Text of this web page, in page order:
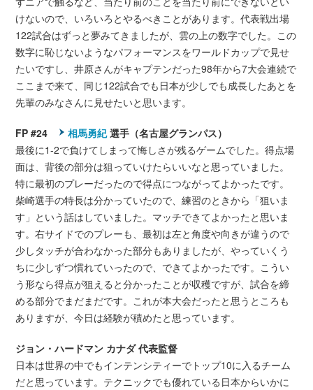
けないので、いろいろとやるべきことがあります。代表戦出場
122試合はずっと夢みてきましたが、雲の上の数字でした。この
数字に恥じないようなパフォーマンスをワールドカップで見せ
たいですし、井原さんがキャプテンだった98年から7大会連続で
ここまで来て、同じ122試合でも日本が少しでも成長したあとを
先輩のみなさんに見せたいと思います。
FP #24 相馬勇紀選手（名古屋グランパス）
最後に1-2で負けてしまって悔しさが残るゲームでした。得点場
面は、背後の部分は狙っていけたらいいなと思っていました。
特に最初のプレーだったので得点につながってよかったです。
柴崎選手の特長は分かっていたので、練習のときから「狙いま
す」という話はしていました。マッチできてよかったと思いま
す。右サイドでのプレーも、最初は左と角度や向きが違うので
少しタッチが合わなかった部分もありましたが、やっていくう
ちに少しずつ慣れていったので、できてよかったです。こうい
う形なら得点が狙えると分かったことが収穫ですが、試合を締
める部分でまだまだです。これが本大会だったと思うところも
ありますが、今日は経験が積めたと思っています。
ジョン・ハードマン カナダ 代表監督
日本は世界の中でもインテンシティーでトップ10に入るチーム
だと思っています。テクニックでも優れている日本からいかに